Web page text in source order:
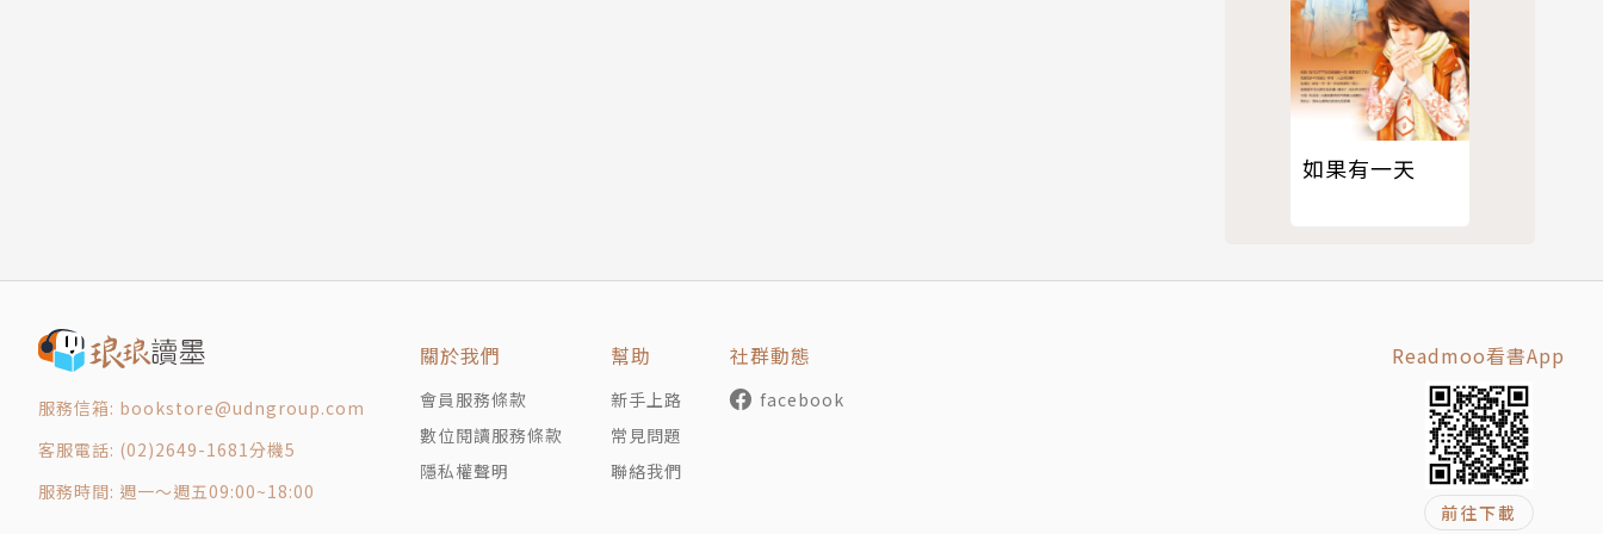
22
24
26
27
28
如果有一天
服務信箱: bookstore@udngroup.com
客服電話: (02)2649-1681分機5
服務時間: 週一～週五09:00~18:00
關於我們
會員服務條款
數位閱讀服務條款
隱私權聲明
幫助
新手上路
常見問題
聯絡我們
社群動態
facebook
Readmoo看書App
前往下載